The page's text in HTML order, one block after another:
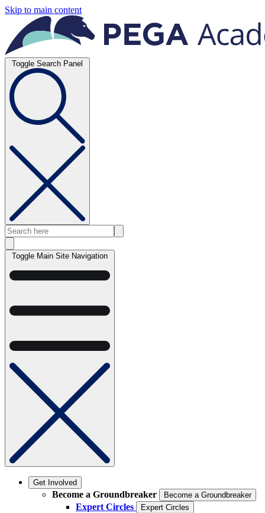
Skip to main content
Toggle Search Panel
Toggle Main Site Navigation
Get Involved
Become a Groundbreaker Become a Groundbreaker
Expert Circles Expert Circles